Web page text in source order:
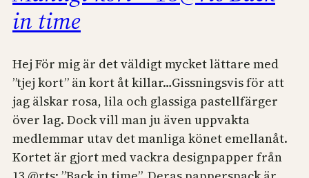
in time
Hej För mig är det väldigt mycket lättare med
”tjej kort” än kort åt killar…Gissningsvis för att
jag älskar rosa, lila och glassiga pastellfärger
över lag. Dock vill man ju även uppvakta
medlemmar utav det manliga könet emellanåt.
Kortet är gjort med vackra designpapper från